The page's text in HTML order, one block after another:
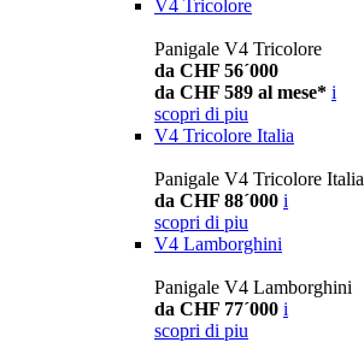
V4 Tricolore
Panigale V4 Tricolore
da CHF 56´000
da CHF 589 al mese* i
scopri di piu
V4 Tricolore Italia
Panigale V4 Tricolore Italia
da CHF 88´000 i
scopri di piu
V4 Lamborghini
Panigale V4 Lamborghini
da CHF 77´000 i
scopri di piu